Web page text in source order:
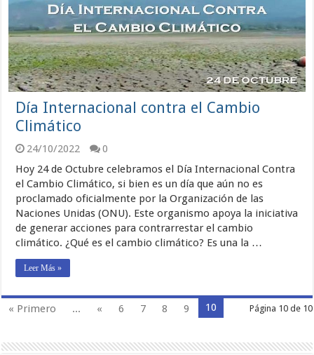
Día Internacional contra el Cambio
Climático
24/10/2022
0
Hoy 24 de Octubre celebramos el Día Internacional Contra
el Cambio Climático, si bien es un día que aún no es
proclamado oficialmente por la Organización de las
Naciones Unidas (ONU). Este organismo apoya la iniciativa
de generar acciones para contrarrestar el cambio
climático. ¿Qué es el cambio climático? Es una la …
Leer Más »
Página 10 de 10
« Primero ... « 6 7 8 9 10